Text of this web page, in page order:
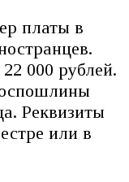
платы в
000 рублей.
Реквизиты
или в